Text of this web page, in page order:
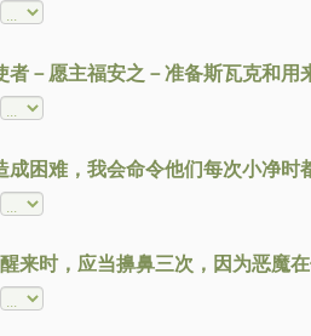
－愿主福安之－准备斯瓦克和
困难，我会命令他们每次小净时
来时，应当擤鼻三次，因为恶魔